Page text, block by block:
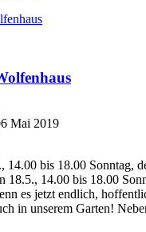
Mai 2019
14.00 bis 18.00 Sonntag,
18.5., 14.00 bis 18.00
es jetzt endlich,
in unserem Garten!